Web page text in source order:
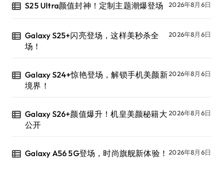
S25 Ultra颜值封神！定制主题潮爆登场 2026年8月6日
Galaxy S25+闪亮登场，这样美秒杀全
场！
2026年8月6日
Galaxy S24+惊艳登场，解锁手机美颜新
境界！
2026年8月6日
Galaxy S26+颜值爆升！机皇美颜秘籍大
公开
2026年8月6日
Galaxy A56 5G登场，时尚旗舰新体验！ 2026年8月6日